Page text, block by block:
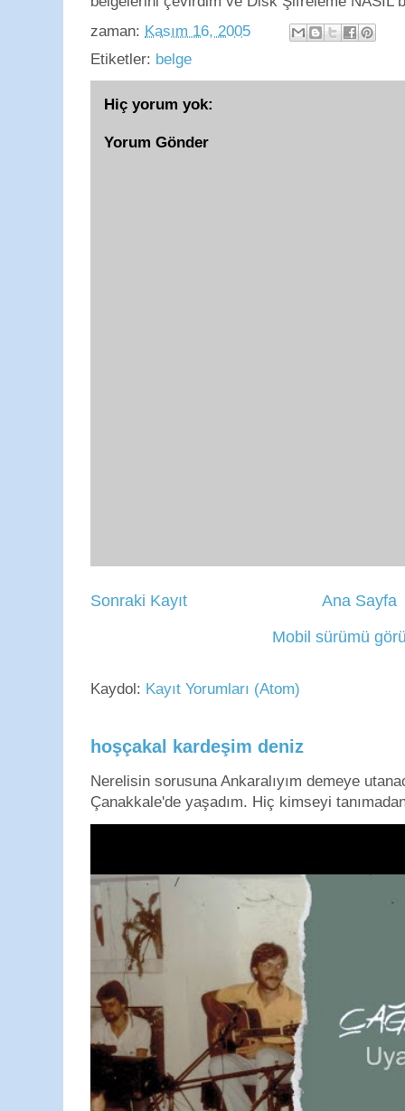
zaman: Kasım 16, 2005
Etiketler: belge
Hiç yorum yok:
Yorum Gönder
Sonraki Kayıt
Ana Sayfa
Mobil sürümü
Kaydol: Kayıt Yorumları (Atom)
hoşçakal kardeşim deniz
Nerelisin sorusuna Ankaralıyım demeye
Çanakkale'de yaşadım. Hiç kimseyi